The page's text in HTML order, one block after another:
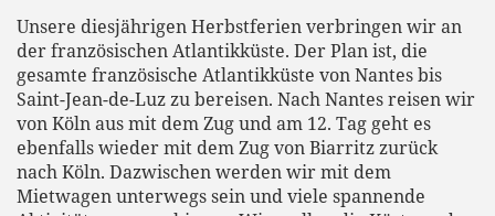
Unsere diesjährigen Herbstferien verbringen wir an
der französischen Atlantikküste. Der Plan ist, die
gesamte französische Atlantikküste von Nantes bis
Saint-Jean-de-Luz zu bereisen. Nach Nantes reisen wir
von Köln aus mit dem Zug und am 12. Tag geht es
ebenfalls wieder mit dem Zug von Biarritz zurück
nach Köln. Dazwischen werden wir mit dem
Mietwagen unterwegs sein und viele spannende